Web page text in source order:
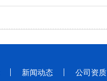
新闻动态 公司资质